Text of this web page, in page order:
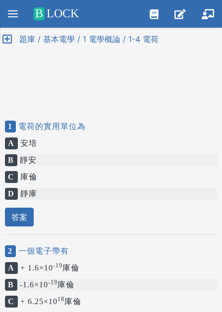
Positive SSL
B LOCK
題庫 / 基本電學 / 1 電學概論 / 1-4 電荷
1
電荷的實用單位為
A
安培
B
靜安
C
庫倫
D
靜庫
答案
2
一個電子帶有
A
+ 1.6×10-19庫倫
B
-1.6×10-19庫倫
C
+ 6.25×1018庫倫